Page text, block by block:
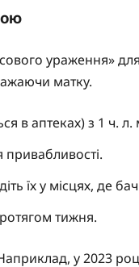
ураження»
матку.
в аптеках) з 1 ч.
їх у місцях, де
тижня.
у 2023